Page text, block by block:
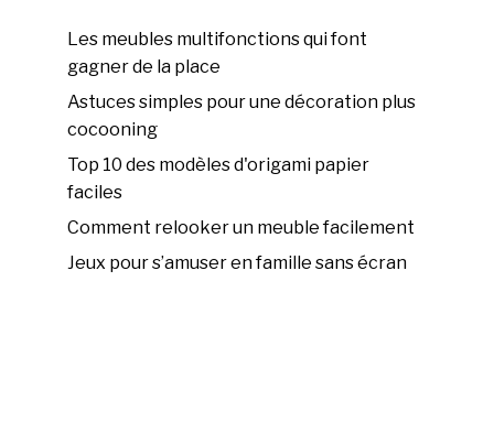
Les meubles multifonctions qui font
gagner de la place
Astuces simples pour une décoration plus
cocooning
Top 10 des modèles d'origami papier
faciles
Comment relooker un meuble facilement
Jeux pour s’amuser en famille sans écran